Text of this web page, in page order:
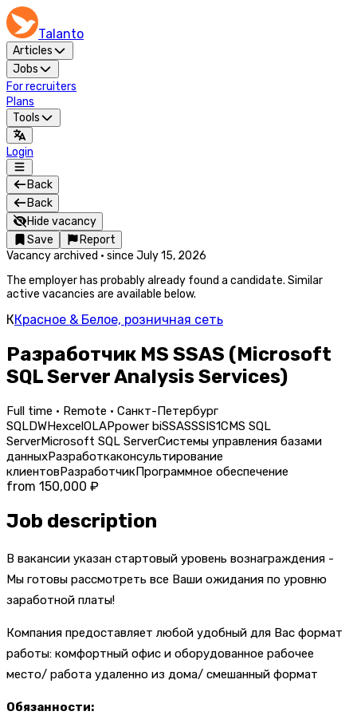
Talanto
Articles
Jobs
For recruiters
Plans
Tools
Login
Back
Back
Hide vacancy
Save
Report
Vacancy archived · since July 15, 2026
The employer has probably already found a candidate. Similar
active vacancies are available below.
ККрасное & Белое, розничная сеть
Разработчик MS SSAS (Microsoft
SQL Server Analysis Services)
Full time · Remote · Санкт-Петербург
SQLDWHexcelOLAPpower biSSASSSIS1СMS SQL
ServerMicrosoft SQL ServerCистемы управления базами
данныхРазработкаконсультирование
клиентовРазработчикПрограммное обеспечение
from 150,000 ₽
Job description
В вакансии указан стартовый уровень вознаграждения -
Мы готовы рассмотреть все Ваши ожидания по уровню
заработной платы!
Компания предоставляет любой удобный для Вас формат
работы: комфортный офис и оборудованное рабочее
место/ работа удаленно из дома/ смешанный формат
Обязанности: